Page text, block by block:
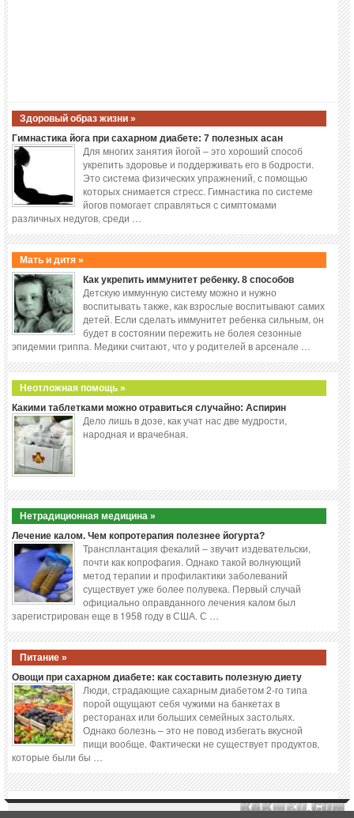
Здоровый образ жизни »
Гимнастика йога при сахарном диабете: 7 полезных асан
Для многих занятия йогой – это хороший способ
укрепить здоровье и поддерживать его в бодрости.
Это система физических упражнений, с помощью
которых снимается стресс. Гимнастика по системе
йогов помогает справляться с симптомами
различных недугов, среди …
Мать и дитя »
Как укрепить иммунитет ребенку. 8 способов
Детскую иммунную систему можно и нужно
воспитывать также, как взрослые воспитывают самих
детей. Если сделать иммунитет ребенка сильным, он
будет в состоянии пережить не болея сезонные
эпидемии гриппа. Медики считают, что у родителей в арсенале …
Неотложная помощь »
Какими таблетками можно отравиться случайно: Аспирин
Дело лишь в дозе, как учат нас две мудрости,
народная и врачебная.
Нетрадиционная медицина »
Лечение калом. Чем копротерапия полезнее йогурта?
Трансплантация фекалий – звучит издевательски,
почти как копрофагия. Однако такой волнующий
метод терапии и профилактики заболеваний
существует уже более полувека. Первый случай
официально оправданного лечения калом был
зарегистрирован еще в 1958 году в США. С …
Питание »
Овощи при сахарном диабете: как составить полезную диету
Люди, страдающие сахарным диабетом 2-го типа
порой ощущают себя чужими на банкетах в
ресторанах или больших семейных застольях.
Однако болезнь – это не повод избегать вкусной
пищи вообще. Фактически не существует продуктов,
которые были бы …